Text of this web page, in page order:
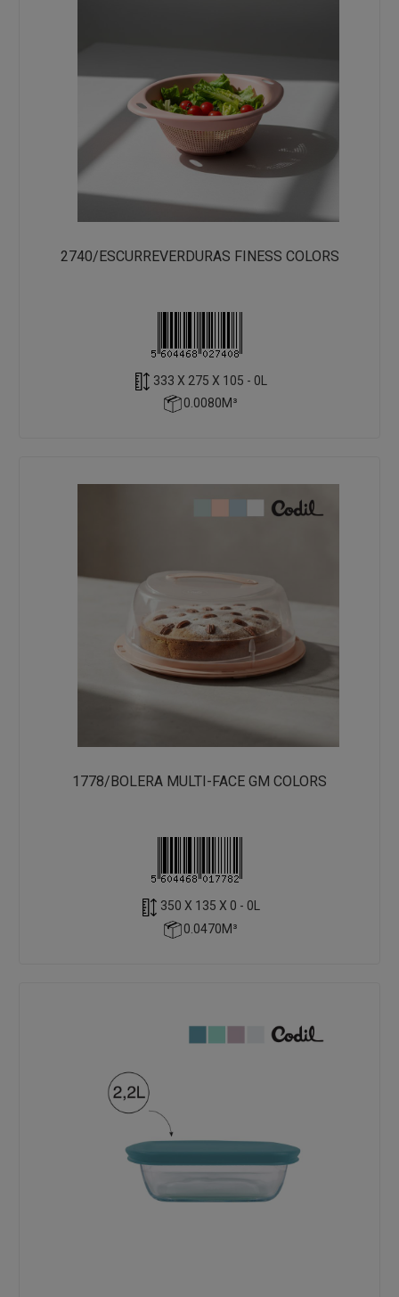
2740/ESCURREVERDURAS FINESS COLORS
333 X 275 X 105 - 0L
0.0080M³
1778/BOLERA MULTI-FACE GM COLORS
350 X 135 X 0 - 0L
0.0470M³